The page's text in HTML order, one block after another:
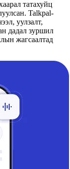
татахуйц
Talkpal-
уулзалт,
дадал зуршил
жагсаалтад